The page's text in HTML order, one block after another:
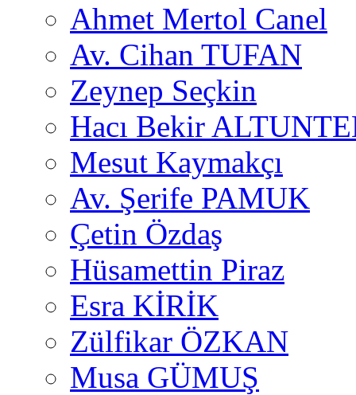
Ahmet Mertol Canel
Av. Cihan TUFAN
Zeynep Seçkin
Hacı Bekir
Mesut Kaymakçı
Av. Şerife PAMUK
Çetin Özdaş
Hüsamettin Piraz
Esra KİRİK
Zülfikar ÖZKAN
Musa GÜMUŞ